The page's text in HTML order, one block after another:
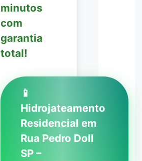
minutos
com
garantia
total!
📱
Hidrojateamento
Residencial em
Rua Pedro Doll
SP –